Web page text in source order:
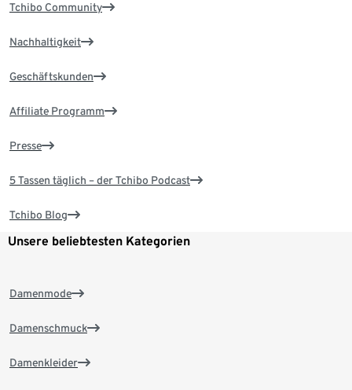
Tchibo Community
Nachhaltigkeit
Geschäftskunden
Affiliate Programm
Presse
5 Tassen täglich – der Tchibo Podcast
Tchibo Blog
Unsere beliebtesten Kategorien
Damenmode
Damenschmuck
Damenkleider